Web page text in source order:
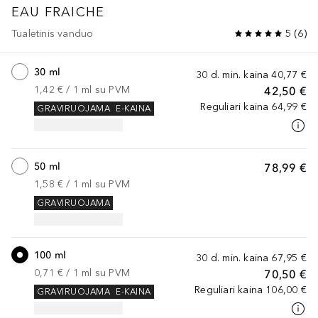
EAU FRAICHE
Tualetinis vanduo 5 (6)
30 d. min. kaina 40,77 €
42,50 €
Reguliari kaina 64,99 €
30 ml
1,42 € / 1 ml su PVM
E-KAINA
GRAVIRUOJAMA
78,99 €
50 ml
1,58 € / 1 ml su PVM
GRAVIRUOJAMA
30 d. min. kaina 67,95 €
70,50 €
Reguliari kaina 106,00 €
100 ml
0,71 € / 1 ml su PVM
E-KAINA
GRAVIRUOJAMA